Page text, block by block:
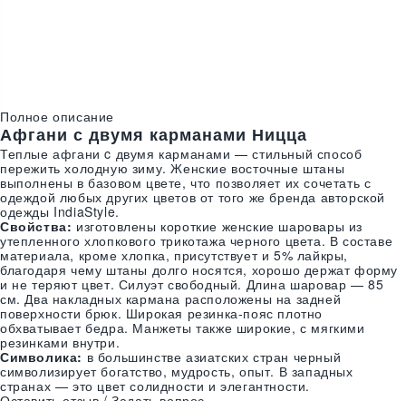
Полное описание
Афгани с двумя карманами Ницца
Теплые афгани c двумя карманами — стильный способ
пережить холодную зиму. Женские восточные штаны
выполнены в базовом цвете, что позволяет их сочетать с
одеждой любых других цветов от того же бренда авторской
одежды IndiaStyle.
Свойства: изготовлены короткие женские шаровары из
утепленного хлопкового трикотажа черного цвета. В составе
материала, кроме хлопка, присутствует и 5% лайкры,
благодаря чему штаны долго носятся, хорошо держат форму
и не теряют цвет. Силуэт свободный. Длина шаровар — 85
см. Два накладных кармана расположены на задней
поверхности брюк. Широкая резинка-пояс плотно
обхватывает бедра. Манжеты также широкие, с мягкими
резинками внутри.
Символика: в большинстве азиатских стран черный
символизирует богатство, мудрость, опыт. В западных
странах — это цвет солидности и элегантности.